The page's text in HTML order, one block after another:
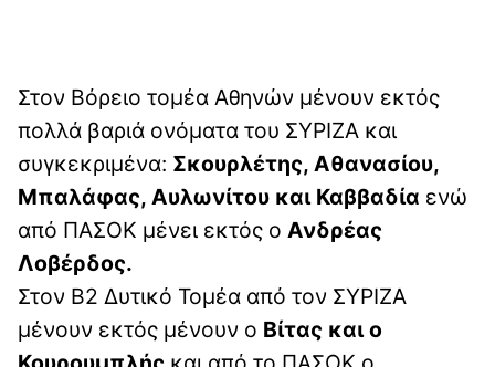
Στον Βόρειο τομέα Αθηνών μένουν εκτός
πολλά βαριά ονόματα του ΣΥΡΙΖΑ και
συγκεκριμένα: Σκουρλέτης, Αθανασίου,
Μπαλάφας, Αυλωνίτου και Καββαδία ενώ
από ΠΑΣΟΚ μένει εκτός ο Ανδρέας
Λοβέρδος.
Στον Β2 Δυτικό Τομέα από τον ΣΥΡΙΖΑ
μένουν εκτός μένουν ο Βίτας και ο